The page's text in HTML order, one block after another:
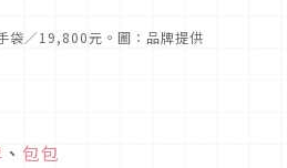
袋／19,800元。圖：品牌提供
、 包包